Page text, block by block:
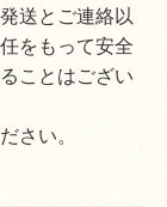
送とご連絡以
をもって安全
ことはござい
さい。